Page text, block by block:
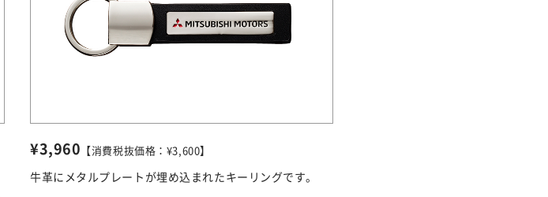
¥3,960 【消費税抜価格：¥3,600】
牛革にメタルプレートが埋め込まれたキーリングです。